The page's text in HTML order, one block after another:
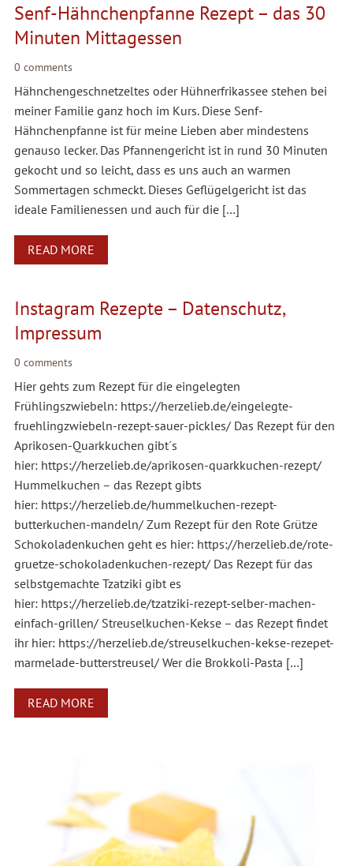
Senf-Hähnchenpfanne Rezept – das 30
Minuten Mittagessen
0 comments
Hähnchengeschnetzeltes oder Hühnerfrikassee stehen bei
meiner Familie ganz hoch im Kurs. Diese Senf-
Hähnchenpfanne ist für meine Lieben aber mindestens
genauso lecker. Das Pfannengericht ist in rund 30 Minuten
gekocht und so leicht, dass es uns auch an warmen
Sommertagen schmeckt. Dieses Geflügelgericht ist das
ideale Familienessen und auch für die […]
READ MORE
Instagram Rezepte – Datenschutz,
Impressum
0 comments
Hier gehts zum Rezept für die eingelegten
Frühlingszwiebeln: https://herzelieb.de/eingelegte-
fruehlingzwiebeln-rezept-sauer-pickles/ Das Rezept für den
Aprikosen-Quarkkuchen gibt´s
hier: https://herzelieb.de/aprikosen-quarkkuchen-rezept/
Hummelkuchen – das Rezept gibts
hier: https://herzelieb.de/hummelkuchen-rezept-
butterkuchen-mandeln/ Zum Rezept für den Rote Grütze
Schokoladenkuchen geht es hier: https://herzelieb.de/rote-
gruetze-schokoladenkuchen-rezept/ Das Rezept für das
selbstgemachte Tzatziki gibt es
hier: https://herzelieb.de/tzatziki-rezept-selber-machen-
einfach-grillen/ Streuselkuchen-Kekse – das Rezept findet
ihr hier: https://herzelieb.de/streuselkuchen-kekse-rezepet-
marmelade-butterstreusel/ Wer die Brokkoli-Pasta […]
READ MORE